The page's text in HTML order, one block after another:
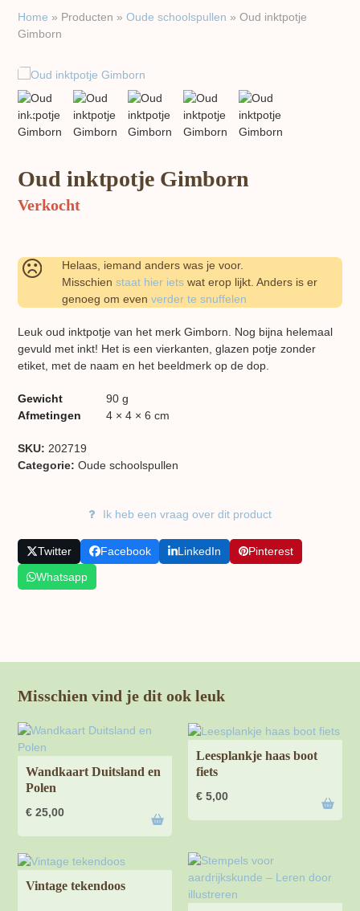
Home » Producten »Oude schoolspullen »Oud inktpotje
Gimborn
previous
slide
next
slide
Oud inktpotje Gimborn
Verkocht
Helaas, iemand anders was je voor.
Misschienstaat hier iets wat erop lijkt. Anders is er
genoeg om evenverder te snuffelen
Leuk oud inktpotje van het merk Gimborn. Nog bijna helemaal
gevuld met inkt! Het is een vierkanten, glazen potje zonder
etiket, met de naam en het beeldmerk op de dop.
Gewicht
90 g
Afmetingen
4 × 4 × 6 cm
SKU: 202719
Categorie:Oude schoolspullen
Ik heb een vraag over dit product
Twitter Facebook LinkedIn
Pinterest
Whatsapp
Misschien vind je dit ook leuk
Wandkaart Duitsland en
Polen
€ 25,00
Leesplankje haas boot
fiets
€ 5,00
Vintage tekendoos